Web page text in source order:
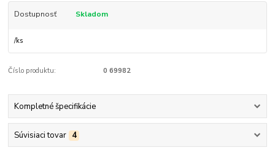
Dostupnosť Skladom
/ks
Číslo produktu: 0 69982
Kompletné špecifikácie
Súvisiaci tovar 4